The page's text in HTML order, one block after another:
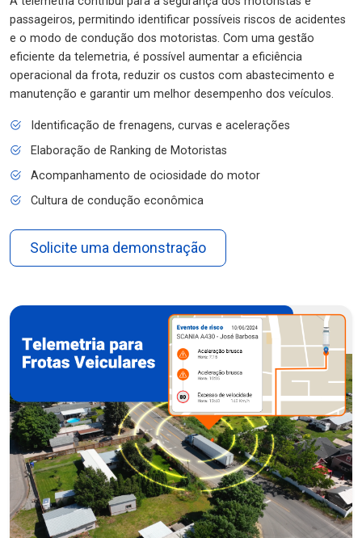
passageiros, permitindo identificar possíveis riscos de acidentes
e o modo de condução dos motoristas. Com uma gestão
eficiente da telemetria, é possível aumentar a eficiência
operacional da frota, reduzir os custos com abastecimento e
manutenção e garantir um melhor desempenho dos veículos.
Identificação de frenagens, curvas e acelerações
Elaboração de Ranking de Motoristas
Acompanhamento de ociosidade do motor
Cultura de condução econômica
Solicite uma demonstração